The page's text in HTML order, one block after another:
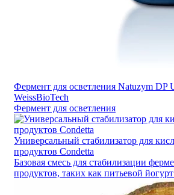
Фермент для осветления Natuzym DP
WeissBioTech
Фермент для осветления
Универсальный стабилизатор для
продуктов Condetta
Базовая смесь для стабилизации
продуктов, таких как питьевой